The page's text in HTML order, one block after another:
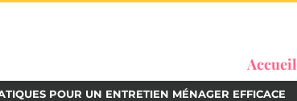
Accueil
POUR UN ENTRETIEN MÉNAGER EFFICACE